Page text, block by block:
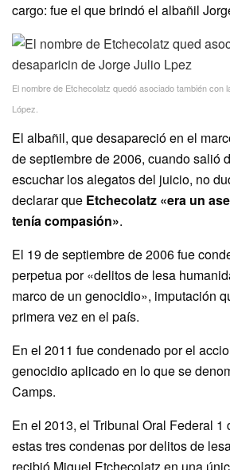
cargo: fue el que brindó el albañil
El nombre de Etchecolatz quedó asociado también con
López.
El albañil, que desapareció en el
de septiembre de 2006, cuando salió
escuchar los alegatos del juicio, no
declarar que Etchecolatz «era un
tenía compasión».
El 19 de septiembre de 2006 fue
perpetua por «delitos de lesa
marco de un genocidio», imputación
primera vez en el país.
En el 2011 fue condenado por el
genocidio aplicado en lo que se
Camps.
En el 2013, el Tribunal Oral Federal 1
estas tres condenas por delitos de